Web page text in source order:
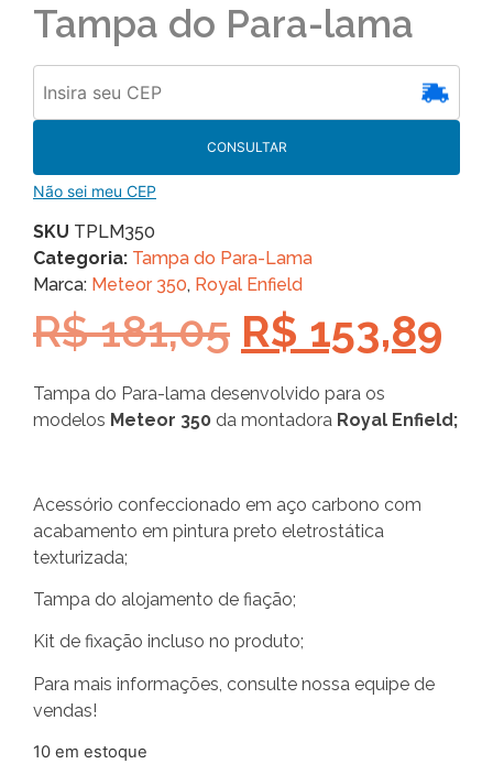
Tampa do Para-lama
CONSULTAR
Não sei meu CEP
SKU TPLM350
Categoria: Tampa do Para-Lama
Marca: Meteor 350, Royal Enfield
R$181,05 R$ 153,89
Tampa do Para-lama desenvolvido para os
modelos Meteor 350 da montadora Royal Enfield;
Acessório confeccionado em aço carbono com
acabamento em pintura preto eletrostática
texturizada;
Tampa do alojamento de fiação;
Kit de fixação incluso no produto;
Para mais informações, consulte nossa equipe de
vendas!
10 em estoque